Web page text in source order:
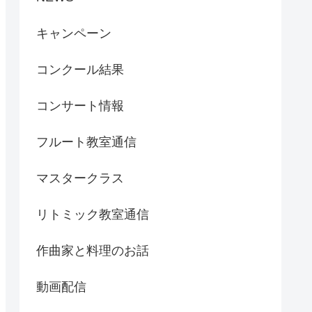
キャンペーン
コンクール結果
コンサート情報
フルート教室通信
マスタークラス
リトミック教室通信
作曲家と料理のお話
動画配信